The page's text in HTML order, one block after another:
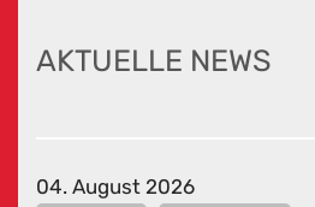
AKTUELLE NEWS
04. August 2026